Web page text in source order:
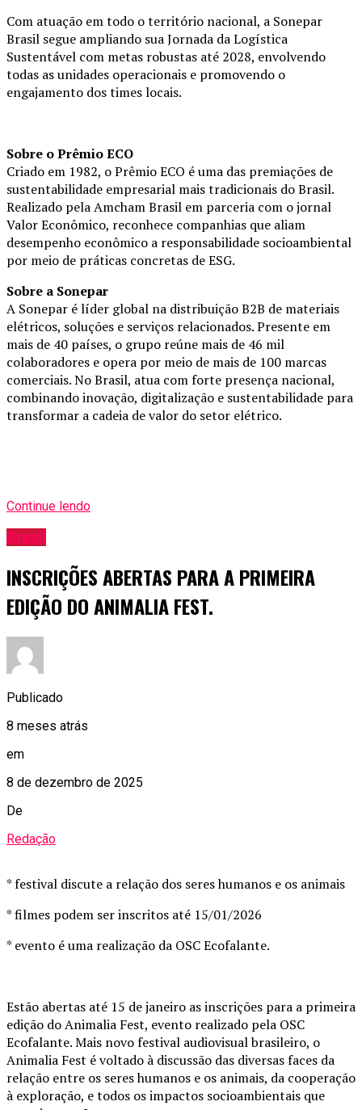
Com atuação em todo o território nacional, a Sonepar
Brasil segue ampliando sua Jornada da Logística
Sustentável com metas robustas até 2028, envolvendo
todas as unidades operacionais e promovendo o
engajamento dos times locais.
Sobre o Prêmio ECO
Criado em 1982, o Prêmio ECO é uma das premiações de
sustentabilidade empresarial mais tradicionais do Brasil.
Realizado pela Amcham Brasil em parceria com o jornal
Valor Econômico, reconhece companhias que aliam
desempenho econômico a responsabilidade socioambiental
por meio de práticas concretas de ESG.
Sobre a Sonepar
A Sonepar é líder global na distribuição B2B de materiais
elétricos, soluções e serviços relacionados. Presente em
mais de 40 países, o grupo reúne mais de 46 mil
colaboradores e opera por meio de mais de 100 marcas
comerciais. No Brasil, atua com forte presença nacional,
combinando inovação, digitalização e sustentabilidade para
transformar a cadeia de valor do setor elétrico.
Continue lendo
Brasil
INSCRIÇÕES ABERTAS PARA A PRIMEIRA
EDIÇÃO DO ANIMALIA FEST.
Publicado
8 meses atrás
em
8 de dezembro de 2025
De
Redação
* festival discute a relação dos seres humanos e os animais
* filmes podem ser inscritos até 15/01/2026
* evento é uma realização da OSC Ecofalante.
Estão abertas até 15 de janeiro as inscrições para a primeira
edição do Animalia Fest, evento realizado pela OSC
Ecofalante. Mais novo festival audiovisual brasileiro, o
Animalia Fest é voltado à discussão das diversas faces da
relação entre os seres humanos e os animais, da cooperação
à exploração, e todos os impactos socioambientais que